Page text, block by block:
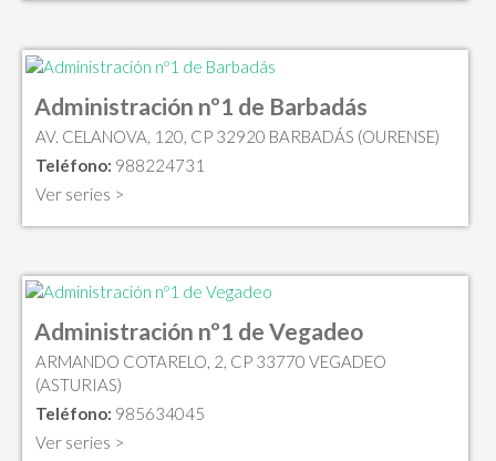
Administración nº1 de Barbadás
AV. CELANOVA, 120, CP 32920 BARBADÁS (OURENSE)
Teléfono: 988224731
Ver series >
Administración nº1 de Vegadeo
ARMANDO COTARELO, 2, CP 33770 VEGADEO
(ASTURIAS)
Teléfono: 985634045
Ver series >